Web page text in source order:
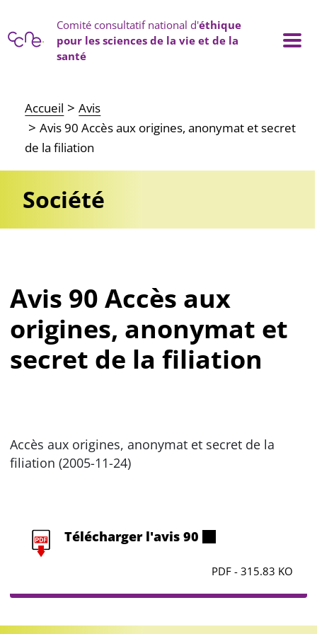
Comité consultatif national d'éthique
pour les sciences de la vie et de la
santé
Main navigation
Accueil
Avis
Avis 90 Accès aux origines, anonymat et secret
de la filiation
Société
Avis 90 Accès aux
origines, anonymat et
secret de la filiation
Accès aux origines, anonymat et secret de la
filiation (2005-11-24)
Télécharger l'avis 90
PDF - 315.83 KO